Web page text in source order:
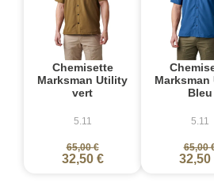
Chemisette
Marksman Utility
vert
5.11
65,00 €
32,50 €
Bleu
5.11
65,00
32,50